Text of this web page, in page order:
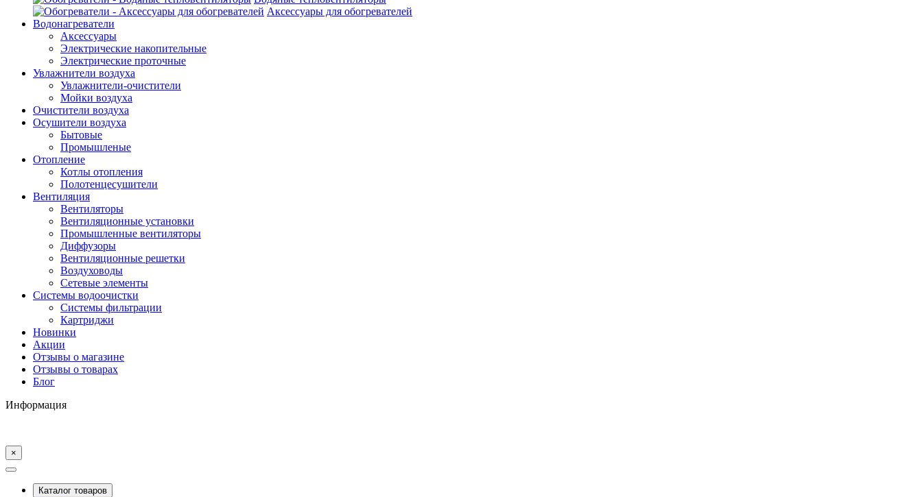
Аксессуары для обогревателей
Водонагреватели
Аксессуары
Электрические накопительные
Электрические проточные
Увлажнители воздуха
Увлажнители-очистители
Мойки воздуха
Очистители воздуха
Осушители воздуха
Бытовые
Промышленые
Отопление
Котлы отопления
Полотенцесушители
Вентиляция
Вентиляторы
Вентиляционные установки
Промышленные вентиляторы
Диффузоры
Вентиляционные решетки
Воздуховоды
Сетевые элементы
Системы водоочистки
Системы фильтрации
Картриджи
Новинки
Акции
Отзывы о магазине
Отзывы о товарах
Блог
Информация
×
Каталог товаров